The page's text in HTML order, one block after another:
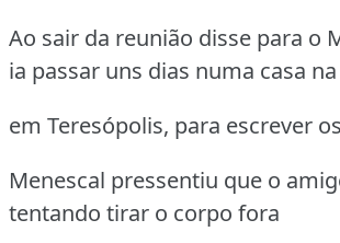
Ao sair da reunião disse para o
ia passar uns dias numa casa
em Teresópolis, para escrever
Menescal pressentiu que o
tentando tirar o corpo fora